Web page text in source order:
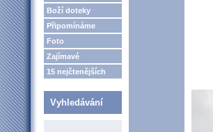
Boží doteky
Připomínáme
Foto
Zajímavé
15 nejčtenějších
Vyhledávání